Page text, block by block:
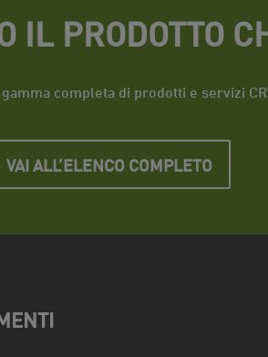
IL PRODOTTO
completa di prodotti e servizi
VAI ALL’ELENCO COMPLETO